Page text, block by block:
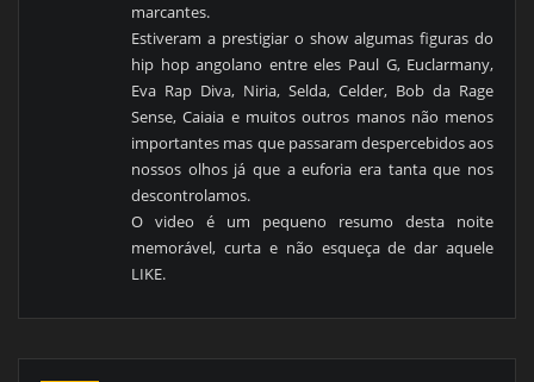
marcantes.
Estiveram a prestigiar o show algumas figuras do
hip hop angolano entre eles Paul G, Euclarmany,
Eva Rap Diva, Niria, Selda, Celder, Bob da Rage
Sense, Caiaia e muitos outros manos não menos
importantes mas que passaram despercebidos aos
nossos olhos já que a euforia era tanta que nos
descontrolamos.
O video é um pequeno resumo desta noite
memorável, curta e não esqueça de dar aquele
LIKE.